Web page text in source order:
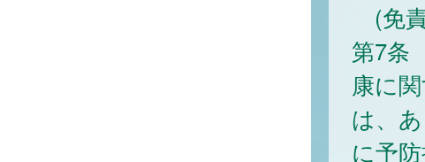
(免
第7条
康に
は、
に予